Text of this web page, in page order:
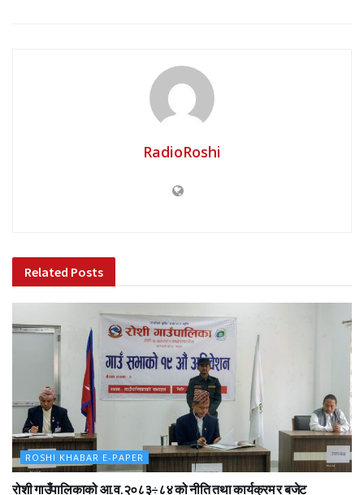
RadioRoshi
Related Posts
ROSHI KHABAR E-PAPER
रोशी गाउँपालिकाको आ.व.२०८३÷८४ को नीति तथा कार्यक्रम र बजेट